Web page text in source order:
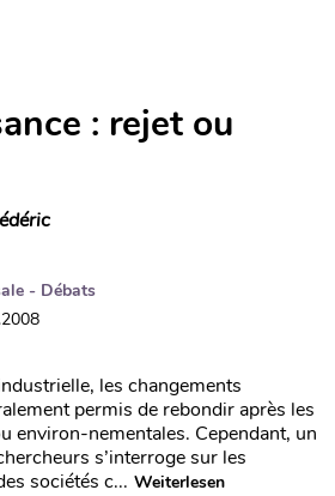
: rejet ou
- Débats
les changements
permis de rebondir après les
environ-nementales. Cependant, un
s’interroge sur les
sociétés c... Weiterlesen